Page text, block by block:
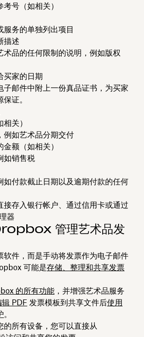
号（如相关）
服务的单独列出项目
描述
术品的任何限制的说明，例如版权
买家的日期
子邮件中附上一份真品证书，为买家
证。
关）
例如艺术品分期交付
额（如相关）
如销售税
如付款截止日期以及逾期付款的任何
接存入银行帐户、通过信用卡或通过
器
管理艺术品发
软件，而是手动将发票作为电子邮件
可能是存储、整理和共享发票
的所有功能 ，并增强艺术品服务
辑 PDF 发票模板到共享文件后使用
。
的所有设备，您可以直接从